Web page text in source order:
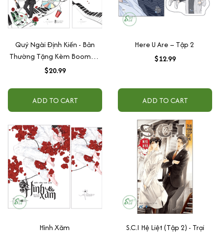
Quý Ngài Định Kiến - Bản
Thường Tặng Kèm Boomark
+ Postcard Daisybooks
$20.99
ADD TO CART
Here U Are – Tập 2
$12.99
ADD TO CART
Hình Xăm
S.C.I Hệ Liệt (Tập 2) - Trại